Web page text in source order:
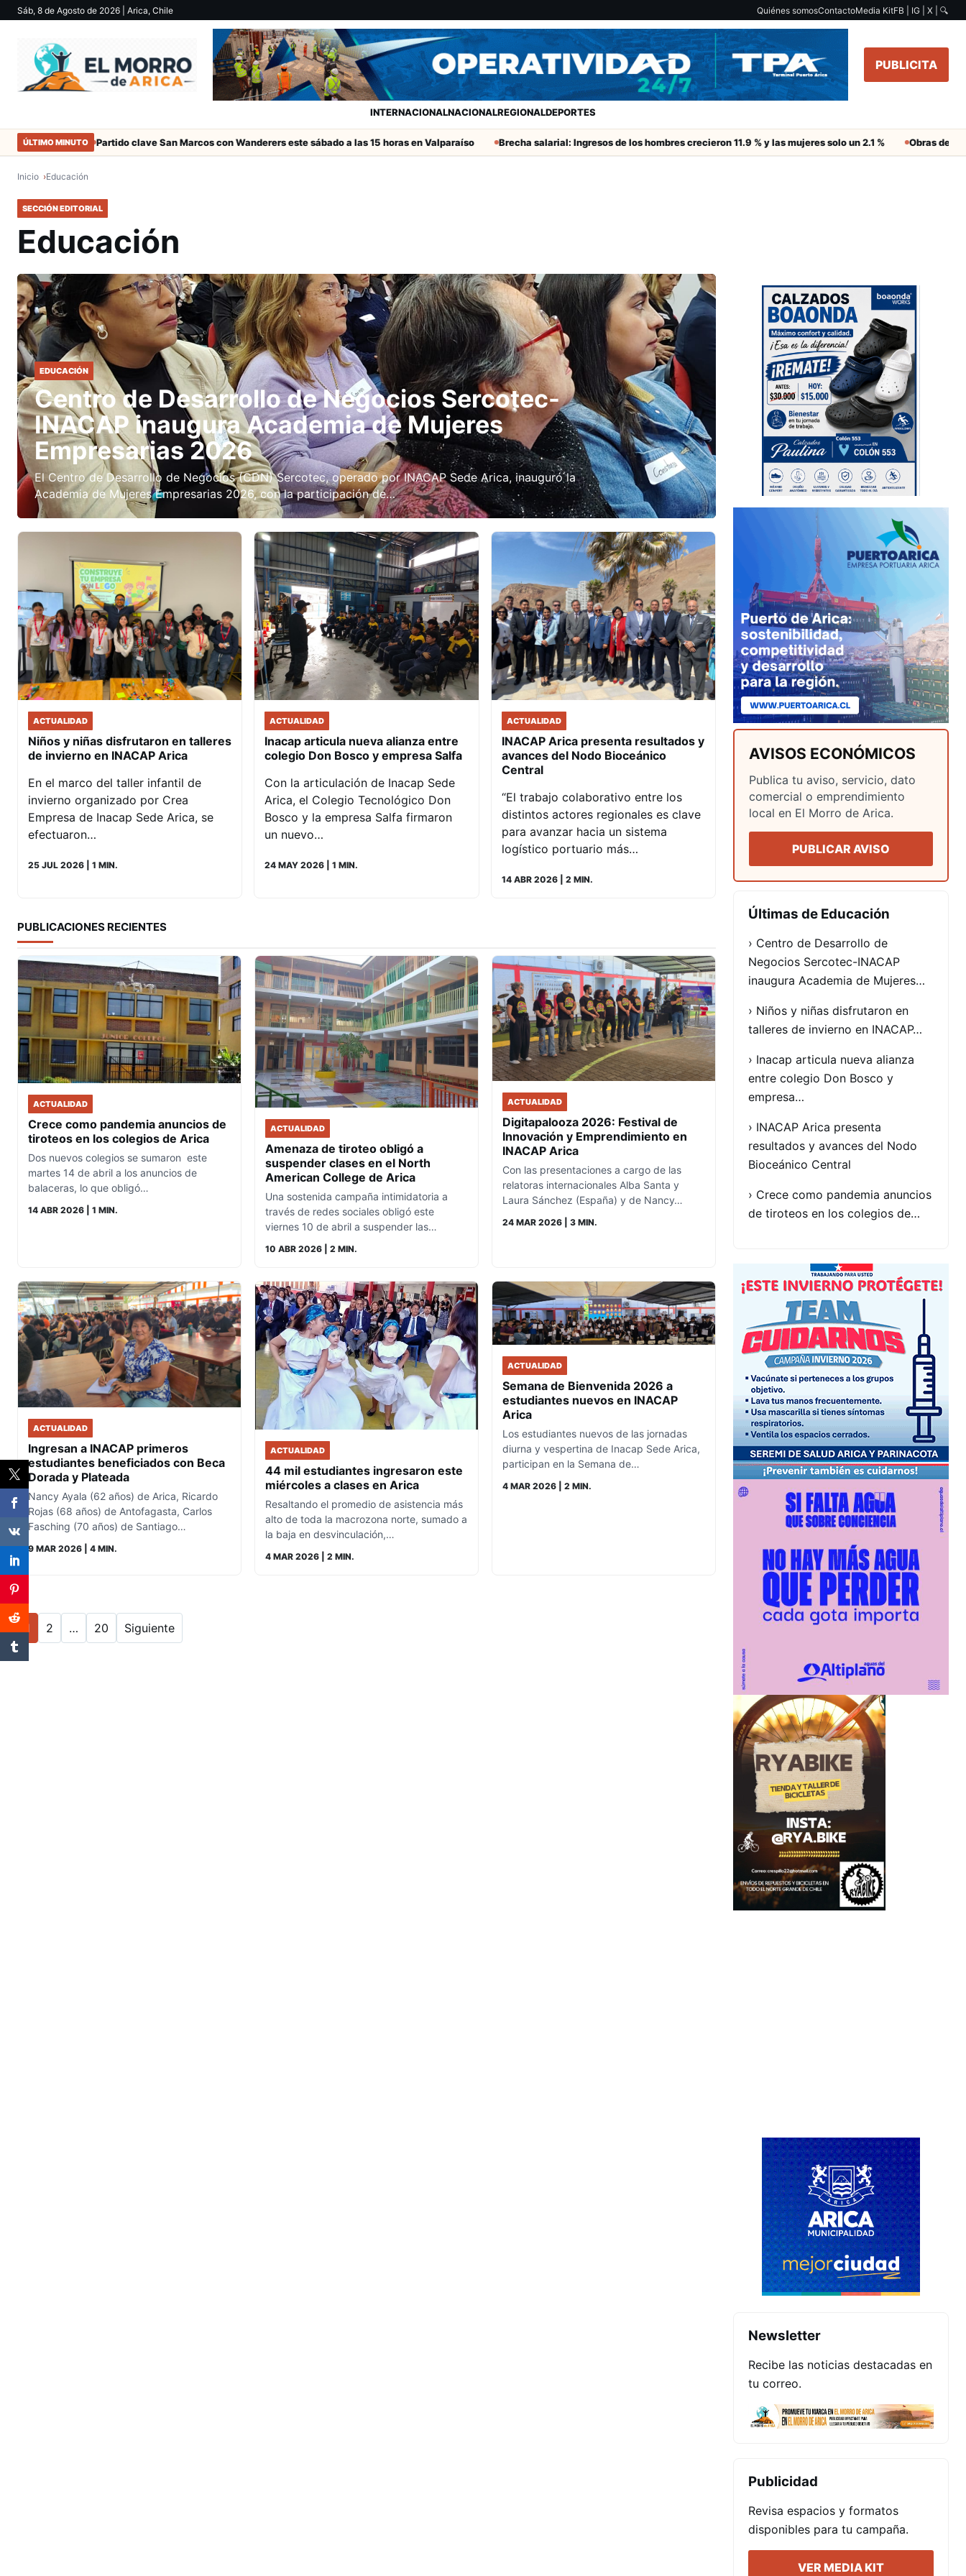
Sáb, 8 de Agosto de 2026 | Arica, Chile Quiénes somosContactoMedia KitFB | IG | X | 🔍
PUBLICITA
INTERNACIONALNACIONALREGIONALDEPORTES
ÚLTIMO MINUTO
Arica Partido clave San Marcos con Wanderers este sábado a las 15 horas en Valparaíso Brecha salarial: Ingresos de los hombres crecieron 11.9 % y las mujeres solo un 2.1 % Obras de Aguas del
Inicio Educación
SECCIÓN EDITORIAL
Educación
EDUCACIÓN
Centro de Desarrollo de Negocios Sercotec-
INACAP inaugura Academia de Mujeres
Empresarias 2026
El Centro de Desarrollo de Negocios (CDN) Sercotec, operado por INACAP Sede Arica, inauguró la
Academia de Mujeres Empresarias 2026, con la participación de…
ACTUALIDAD
Niños y niñas disfrutaron en talleres
de invierno en INACAP Arica
En el marco del taller infantil de
invierno organizado por Crea
Empresa de Inacap Sede Arica, se
efectuaron…
25 JUL 2026 | 1 MIN.
ACTUALIDAD
Inacap articula nueva alianza entre
colegio Don Bosco y empresa Salfa
Con la articulación de Inacap Sede
Arica, el Colegio Tecnológico Don
Bosco y la empresa Salfa firmaron
un nuevo…
24 MAY 2026 | 1 MIN.
ACTUALIDAD
INACAP Arica presenta resultados y
avances del Nodo Bioceánico
Central
“El trabajo colaborativo entre los
distintos actores regionales es clave
para avanzar hacia un sistema
logístico portuario más…
14 ABR 2026| 2 MIN.
PUBLICACIONES RECIENTES
ACTUALIDAD
Crece como pandemia anuncios de
tiroteos en los colegios de Arica
Dos nuevos colegios se sumaron este
martes 14 de abril a los anuncios de
balaceras, lo que obligó…
14 ABR 2026 | 1 MIN.
ACTUALIDAD
Amenaza de tiroteo obligó a
suspender clases en el North
American College de Arica
Una sostenida campaña intimidatoria a
través de redes sociales obligó este
viernes 10 de abril a suspender las…
10 ABR 2026 | 2 MIN.
ACTUALIDAD
Digitapalooza 2026: Festival de
Innovación y Emprendimiento en
INACAP Arica
Con las presentaciones a cargo de las
relatoras internacionales Alba Santa y
Laura Sánchez (España) y de Nancy…
24 MAR 2026 | 3 MIN.
ACTUALIDAD
Ingresan a INACAP primeros
estudiantes beneficiados con Beca
Dorada y Plateada
Nancy Ayala (62 años) de Arica, Ricardo
Rojas (68 años) de Antofagasta, Carlos
Fasching (70 años) de Santiago…
9 MAR 2026 | 4 MIN.
ACTUALIDAD
44 mil estudiantes ingresaron este
miércoles a clases en Arica
Resaltando el promedio de asistencia más
alto de toda la macrozona norte, sumado a
la baja en desvinculación,…
4 MAR 2026 | 2 MIN.
ACTUALIDAD
Semana de Bienvenida 2026 a
estudiantes nuevos en INACAP
Arica
Los estudiantes nuevos de las jornadas
diurna y vespertina de Inacap Sede Arica,
participan en la Semana de…
4 MAR 2026 | 2 MIN.
1 2 … 20 Siguiente
AVISOS ECONÓMICOS
Publica tu aviso, servicio, dato
comercial o emprendimiento
local en El Morro de Arica.
PUBLICAR AVISO
Últimas de Educación
› Centro de Desarrollo de
Negocios Sercotec-INACAP
inaugura Academia de Mujeres…
› Niños y niñas disfrutaron en
talleres de invierno en INACAP…
› Inacap articula nueva alianza
entre colegio Don Bosco y
empresa…
› INACAP Arica presenta
resultados y avances del Nodo
Bioceánico Central
› Crece como pandemia anuncios
de tiroteos en los colegios de…
Newsletter
Recibe las noticias destacadas en
tu correo.
Publicidad
Revisa espacios y formatos
disponibles para tu campaña.
VER MEDIA KIT